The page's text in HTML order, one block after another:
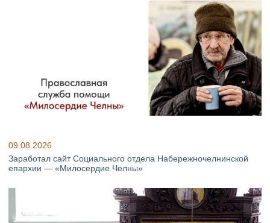
09.08.2026
Заработал сайт Социального отдела Набережночелнинской
епархии — «Милосердие Челны»